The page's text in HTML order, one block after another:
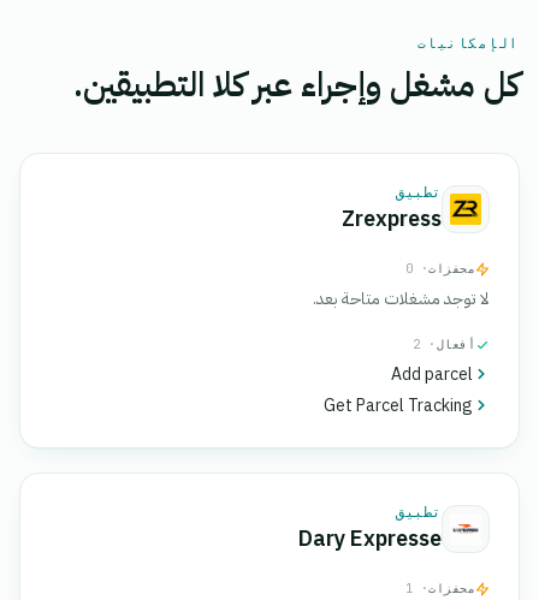
الإمكانيات
كل مشغل وإجراء عبر كلا التطبيقين.
تطبيق
Zrexpress
محفزات· 0
لا توجد مشغلات متاحة بعد.
أفعال · 2
Add parcel
Get Parcel Tracking
تطبيق
Dary Expresse
محفزات· 1